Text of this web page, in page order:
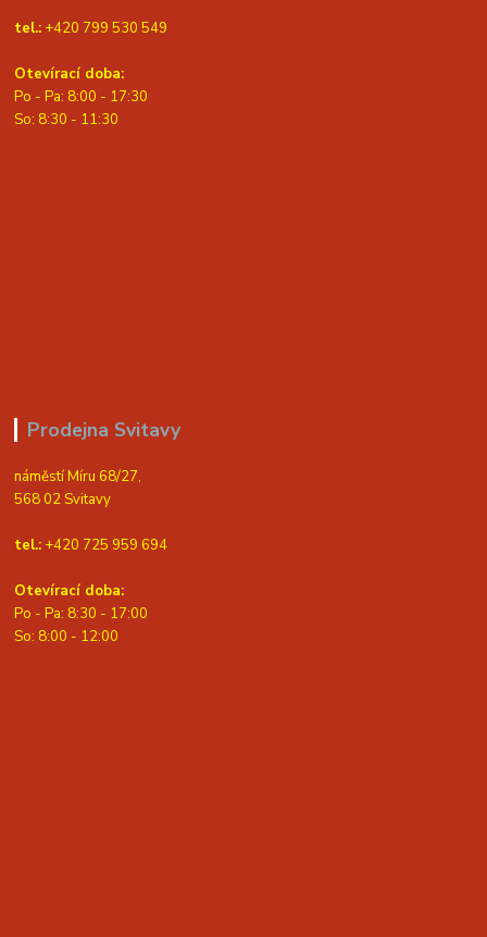
tel.: +420 799 530 549
Otevírací doba:
Po - Pa: 8:00 - 17:30
So: 8:30 - 11:30
Prodejna Svitavy
náměstí Míru 68/27,
568 02 Svitavy
tel.: +420 725 959 694
Otevírací doba:
Po - Pa: 8:30 - 17:00
So: 8:00 - 12:00